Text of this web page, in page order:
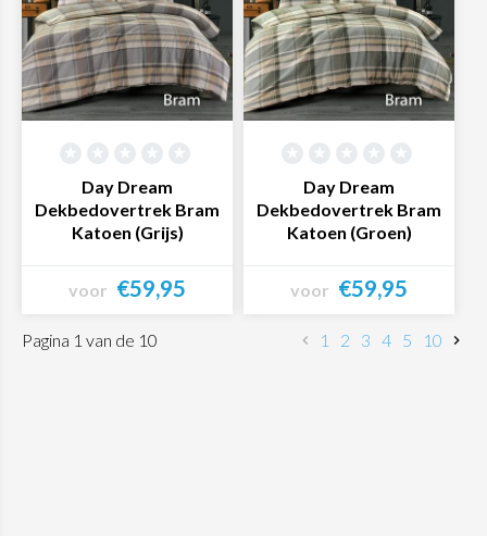
Day Dream
Dekbedovertrek Bram
Katoen (Grijs)
voor €59,95
Bekijk product
Day Dream
Dekbedovertrek Bram
Katoen (Groen)
voor €59,95
Bekijk product
Pagina 1 van de 10 1 2 3 4 5 10